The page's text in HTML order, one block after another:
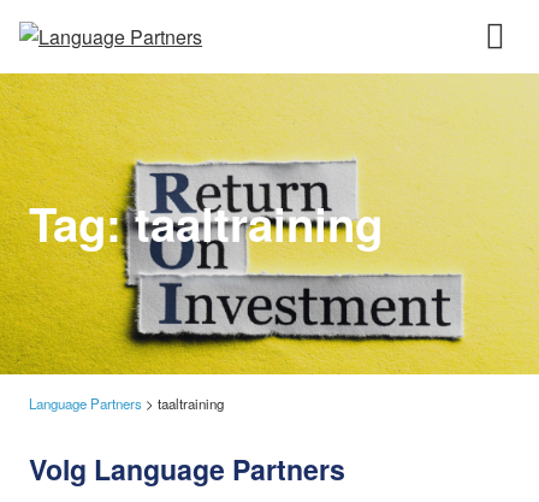
Tag:taaltraining
Language Partners > taaltraining
Volg Language Partners